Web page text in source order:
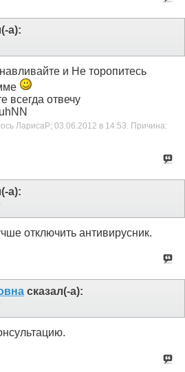
а):
и Не торопитесь
всегда отвечу
ЛарисаР; 03.06.2012 в 14:53 Причина:
а):
отключить антивирусник.
сказал(-а):